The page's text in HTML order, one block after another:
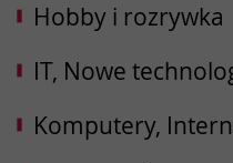
Hobby i rozrywka
IT, Nowe
Komputery,